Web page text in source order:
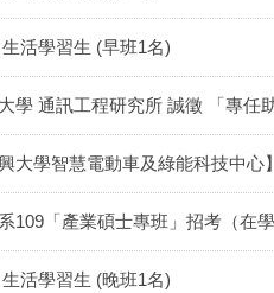
活學習生 (早班1名)
學 通訊工程研究所 誠徵 「專任
興大學智慧電動車及綠能科技中
109「產業碩士專班」招考（在
活學習生 (晚班1名)